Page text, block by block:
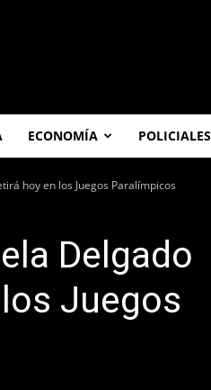
ECONOMÍA POLICIALES
hoy en los Juegos Paralímpicos
Delgado
Juegos